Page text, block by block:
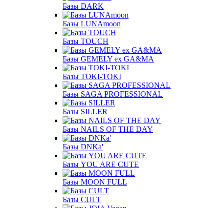
Базы DARK
Базы LUNAmoon
Базы TOUCH
Базы GEMELY ex GA&MA
Базы TOKI-TOKI
Базы SAGA PROFESSIONAL
Базы SILLER
Базы NAILS OF THE DAY
Базы DNKa'
Базы YOU ARE CUTE
Базы MOON FULL
Базы CULT